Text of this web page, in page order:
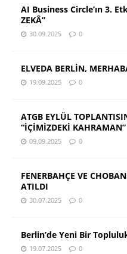
AI Business Circle’ın 3.
ZEKÂ”
30.09.2025 0
ELVEDA BERLİN,
19.09.2025 0
ATGB EYLÜL
“İÇİMİZDEKİ KAHRAMAN”
09.09.2025 0
FENERBAHÇE VE
ATILDI
30.07.2025 0
Berlin’de Yeni Bir
19.07.2025 0